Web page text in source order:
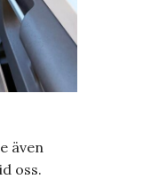
även
oss.